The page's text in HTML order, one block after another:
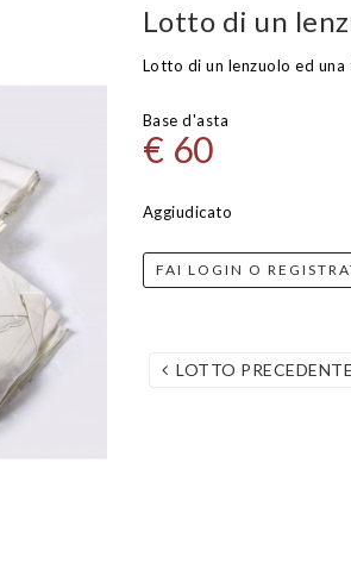
Lotto di un
Lotto di un lenzuolo ed
Base d'asta
€ 60
Aggiudicato
FAI LOGIN O
LOTTO PRECEDENTE